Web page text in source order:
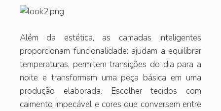
Além da estética, as camadas inteligentes
proporcionam funcionalidade: ajudam a equilibrar
temperaturas, permitem transições do dia para a
noite e transformam uma peça básica em uma
produção elaborada. Escolher tecidos com
caimento impecável e cores que conversem entre